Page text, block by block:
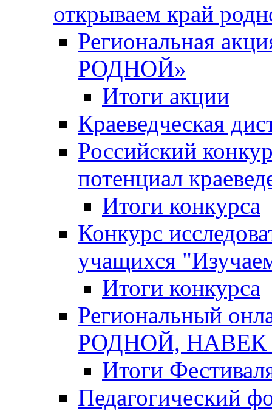
открываем край
Региональная
РОДНОЙ»
Итоги акции
Краеведческая
Российский
потенциал
Итоги конкурса
Конкурс
учащихся
Итоги конкурса
Региональный
РОДНОЙ,
Итоги
Педагогический